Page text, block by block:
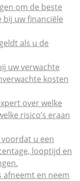
om de beste
uw financiële
als u de
uw verwachte
kosten
over welke
risico’s eraan
u een
looptijd en
afneemt en neem